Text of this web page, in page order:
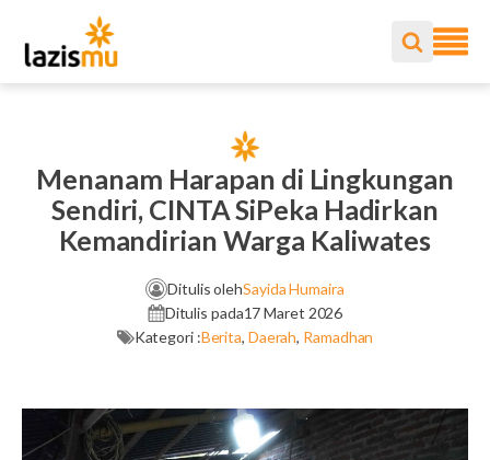
Menanam Harapan di Lingkungan
Sendiri, CINTA SiPeka Hadirkan
Kemandirian Warga Kaliwates
Ditulis olehSayida Humaira
Ditulis pada17 Maret 2026
Kategori :Berita, Daerah, Ramadhan